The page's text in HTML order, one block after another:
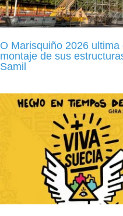
O Marisquiño 2026 ultima
montaje de sus
Samil